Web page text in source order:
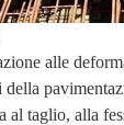
alle
taglio, alla